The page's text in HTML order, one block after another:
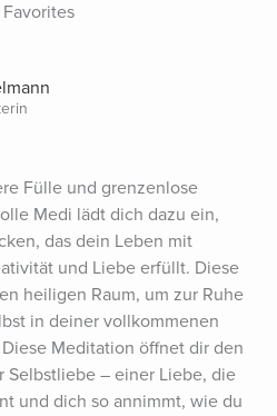
Fülle und grenzenlose
Medi lädt dich dazu ein,
das dein Leben mit
und Liebe erfüllt. Diese
heiligen Raum, um zur Ruhe
in deiner vollkommenen
Meditation öffnet dir den
Selbstliebe – einer Liebe, die
und dich so annimmt, wie du